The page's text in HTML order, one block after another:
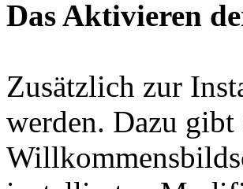
Das Aktivieren
Zusätzlich zur
werden. Dazu